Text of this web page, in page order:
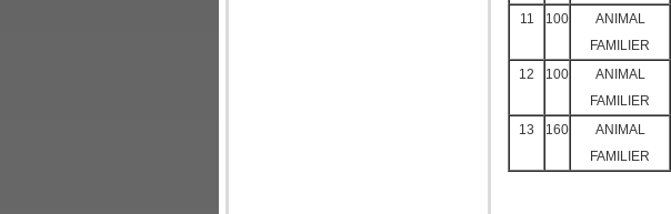
11 100
ANIMAL
FAMILIER
12 100
ANIMAL
FAMILIER
13 160
ANIMAL
FAMILIER